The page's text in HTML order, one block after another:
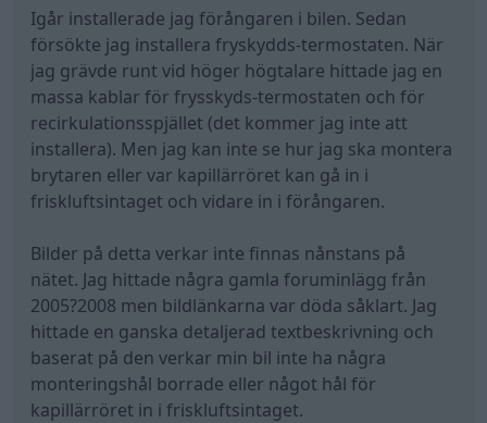
Igår installerade jag förångaren i bilen. Sedan
försökte jag installera fryskydds-termostaten. När
jag grävde runt vid höger högtalare hittade jag en
massa kablar för frysskyds-termostaten och för
recirkulationsspjället (det kommer jag inte att
installera). Men jag kan inte se hur jag ska montera
brytaren eller var kapillärröret kan gå in i
friskluftsintaget och vidare in i förångaren.
Bilder på detta verkar inte finnas nånstans på
nätet. Jag hittade några gamla foruminlägg från
2005?2008 men bildlänkarna var döda såklart. Jag
hittade en ganska detaljerad textbeskrivning och
baserat på den verkar min bil inte ha några
monteringshål borrade eller något hål för
kapillärröret in i friskluftsintaget.